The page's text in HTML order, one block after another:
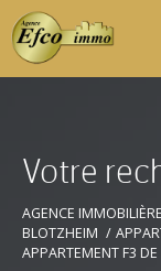
Votre rec
AGENCE
BLOTZHEIM
APPARTEMENT F3
Effectuer
et trouver
critères